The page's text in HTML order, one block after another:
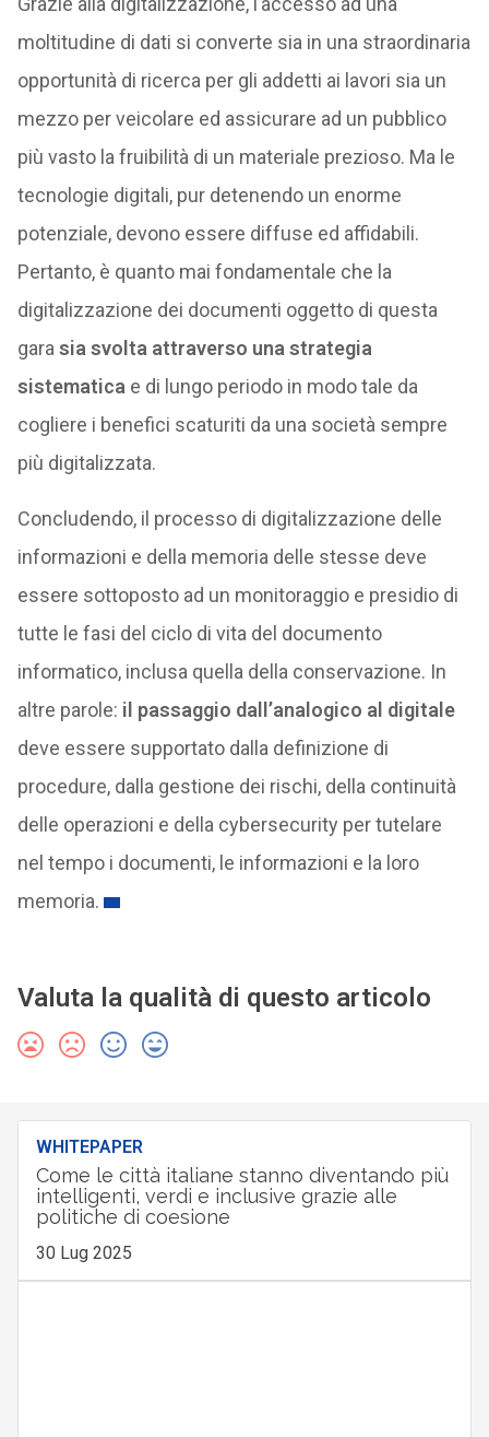
moltitudine di dati si converte sia in una straordinaria
opportunità di ricerca per gli addetti ai lavori sia un
mezzo per veicolare ed assicurare ad un pubblico
più vasto la fruibilità di un materiale prezioso. Ma le
tecnologie digitali, pur detenendo un enorme
potenziale, devono essere diffuse ed affidabili.
Pertanto, è quanto mai fondamentale che la
digitalizzazione dei documenti oggetto di questa
gara sia svolta attraverso una strategia
sistematica e di lungo periodo in modo tale da
cogliere i benefici scaturiti da una società sempre
più digitalizzata.
Concludendo, il processo di digitalizzazione delle
informazioni e della memoria delle stesse deve
essere sottoposto ad un monitoraggio e presidio di
tutte le fasi del ciclo di vita del documento
informatico, inclusa quella della conservazione. In
altre parole: il passaggio dall’analogico al digitale
deve essere supportato dalla definizione di
procedure, dalla gestione dei rischi, della continuità
delle operazioni e della cybersecurity per tutelare
nel tempo i documenti, le informazioni e la loro
memoria.
Valuta la qualità di questo articolo
WHITEPAPER
Come le città italiane stanno diventando più
intelligenti, verdi e inclusive grazie alle
politiche di coesione
30 Lug 2025